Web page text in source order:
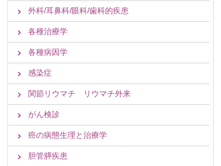
外科/耳鼻科/眼科/歯科的疾患
各種治療学
各種病因学
感染症
関節リウマチ リウマチ外来
がん検診
癌の病態生理と治療学
胆管膵疾患